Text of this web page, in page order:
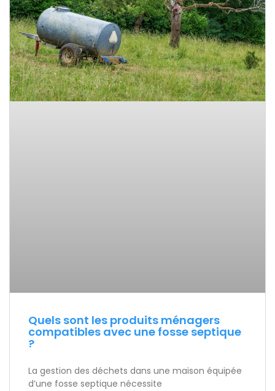
Quels sont les produits ménagers
compatibles avec une fosse septique
?
La gestion des déchets dans une maison équipée
d’une fosse septique nécessite